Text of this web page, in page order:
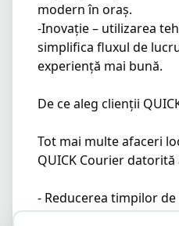
modern în oraș.
-Inovație – utilizarea
simplifica fluxul de
experiență mai bună.
De ce aleg clienții
Tot mai multe afaceri
QUICK Courier
- Reducerea timpilor
- Creșterea satisfacției